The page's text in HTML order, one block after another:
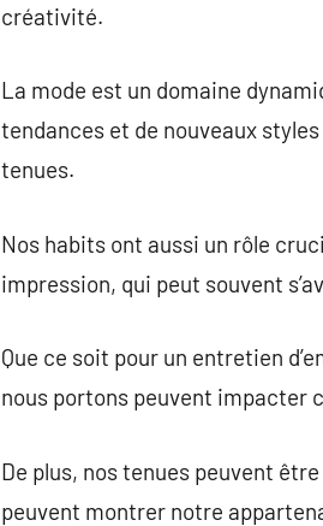
créativité.
La mode est un domaine
tendances et de nouveaux
tenues.
Nos habits ont aussi un rôle
impression, qui peut souvent
Que ce soit pour un entretien
nous portons peuvent impacter
De plus, nos tenues peuvent
peuvent montrer notre